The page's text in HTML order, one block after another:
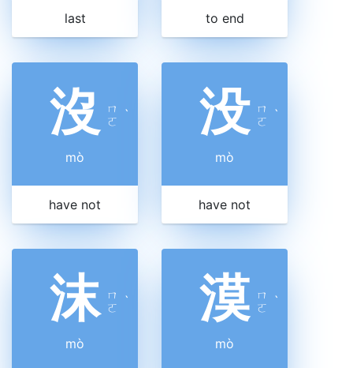
last to end
沒
ㄇ
ㄛ ˋ
mò
have not
没 ㄇ
ㄛ ˋ
mò
have not
沫 ㄇ
ㄛ ˋ
mò
漠 ㄇ
ㄛ ˋ
mò